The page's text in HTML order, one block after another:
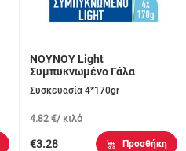
ΝΟΥΝΟΥ Light
Συμπυκνωμένο Γάλα
Συσκευασία 4*170gr
4.82 €/ κιλό
€3.28 Προσθήκη